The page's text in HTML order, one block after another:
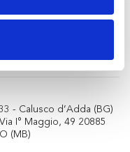
- Calusco d’Adda (BG)
Via I° Maggio, 49 20885
(MB)